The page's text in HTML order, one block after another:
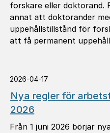
forskare eller doktorand.
annat att doktorander
uppehållstillstånd för
att få permanent
2026-04-17
Nya regler för
2026
Från 1 juni 2026 börjar